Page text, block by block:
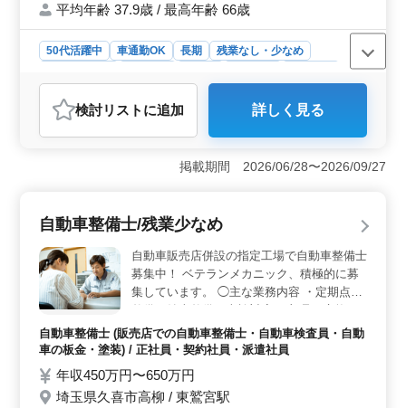
平均年齢 37.9歳 / 最高年齢 66歳
50代活躍中 車通勤OK 長期
残業なし・少なめ
おすすめポイント
＜日産ディーラーでの整備士募集＞ 日産ディーラーで
の自動車整備士を募集しています！日産乗用車メインの
車検、点検整備、一般修理を担当して頂きます。ベテラ
下荒井町に位置し、江端駅からアクセス可能です。車通
勤可で実費支給あります。長期的に安心して働ける寮・
社宅もご用意しています。連休も取得可能です。残業は
少なめで、ワークライフバランスを重視していま
す。 ＜給与と福利厚生＞ 年収350万円〜500万円で
時給1500円〜2500円となっています。通勤手当実費支給
で上限はありません。雇用・労災・健康・厚生・財形の
充実した福利厚生が整っています。自動車整備業におい
て、安定したキャリアを築きませんか。
検討リスト に追加 詳しく見る
掲載期間 2026/06/28〜2026/09/27
自動車整備士/残業少なめ
自動車販売店併設の指定工場で自動車整備士
募集中！ ベテランメカニック、積極的に募
集しています。 ◯主な業務内容 ・定期点検
取り付け・補修 ・トラブルシューティング
時の整備業務全般 ・お客さんの見積もり対
ナビ等の取付け 整備対応はオールメーカー
に対応しております。 立ち合い型車検の１
自動車整備士 (販売店での自動車整備士・自動車検査員・自動
車の板金・塗装) / 正社員・契約社員・派遣社員
年収450万円〜650万円
埼玉県久喜市高柳 / 東鷲宮駅